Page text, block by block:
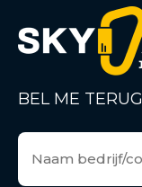
BEL ME TERUG